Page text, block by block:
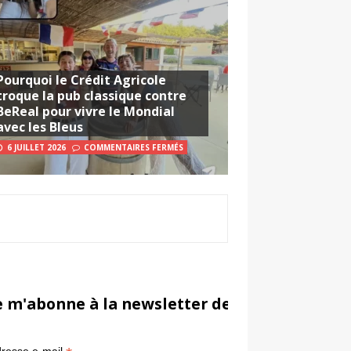
le Crédit Agricole
la pub classique contre
pour vivre le Mondial
les Bleus
6 JUILLET 2026 COMMENTAIRES FERMÉS
m'abonne à la newsletter de